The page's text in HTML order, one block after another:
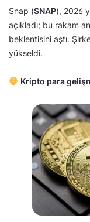
Snap (SNAP), 2026
açıkladı; bu rakam
beklentisini aştı.
yükseldi.
Kripto para